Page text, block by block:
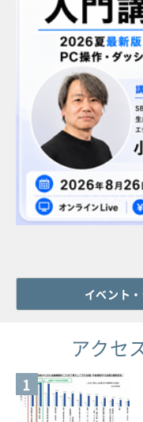
イベント
アクセ
1